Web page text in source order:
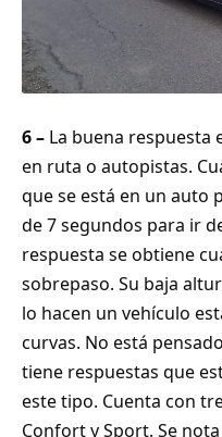
6 – La buena respuesta
en ruta o autopistas.
que se está en un auto
de 7 segundos para ir
respuesta se obtiene
sobrepaso. Su baja
lo hacen un vehículo
curvas. No está
tiene respuestas que
este tipo. Cuenta con
Confort y Sport. Se